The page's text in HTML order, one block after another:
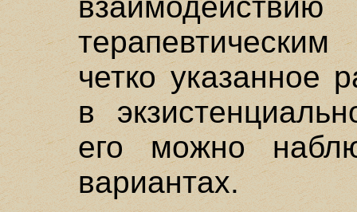
четко указанное
в
его можно
вариантах.